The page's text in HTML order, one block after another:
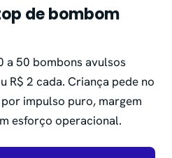
de bombom
a 50 bombons avulsos
R$ 2 cada. Criança pede no
impulso puro, margem
esforço operacional.